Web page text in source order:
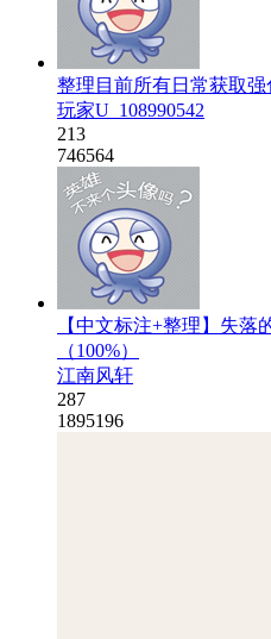
整理目前所有日常获取
玩家U_108990542
213
746564
【中文标注+整理】失落
（100%）
江南风轩
287
1895196